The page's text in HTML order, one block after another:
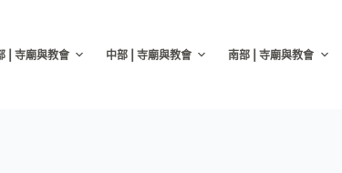
| 寺廟與教會 中部 | 寺廟與教會 南部 | 寺廟與教會